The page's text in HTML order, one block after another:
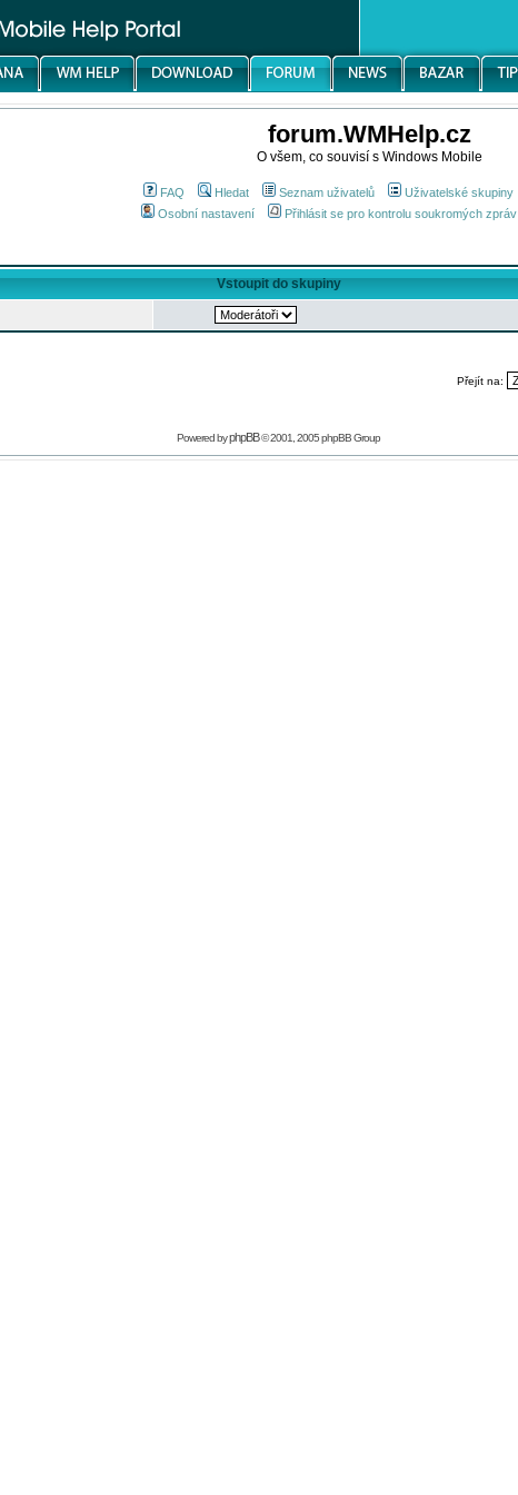
forum.WMHelp.cz
O všem, co souvisí s Windows Mobile
FAQ Hledat Seznam uživatelů Uživatelské skupiny
Osobní nastavení
Přihlásit se pro kontrolu soukromých zpráv
Vstoupit do skupiny
Přejít na:
Powered byphpBB© 2001, 2005 phpBB Group